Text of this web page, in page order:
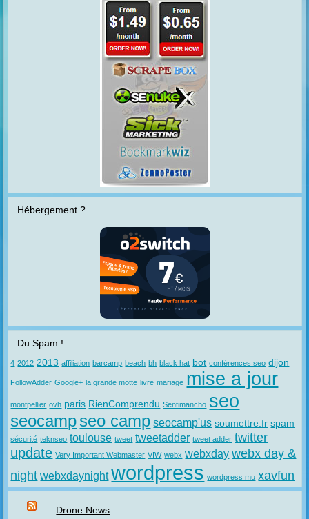
Hébergement ?
Du Spam !
4 2012 2013 affiliation barcamp beach bh black hat bot conférences seo dijon
FollowAdder Google+ la grande motte livre mariage mise a jour
montpellier ovh paris RienComprendu Sentimancho seo
seocampseo camp seocamp'us soumettre.fr spam
sécurité teknseo toulouse tweet tweetadder tweet adder twitter
update Very Important Webmaster VIW webx webxday webx day &
night webxdaynight wordpress wordpress mu xavfun
Drone News